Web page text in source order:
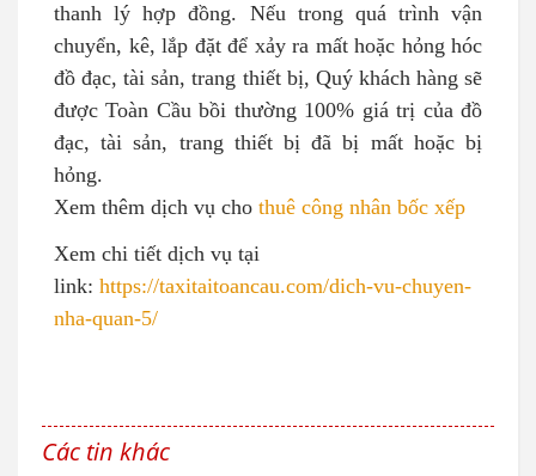
thanh lý hợp đồng. Nếu trong quá trình vận
chuyển, kê, lắp đặt để xảy ra mất hoặc hỏng hóc
đồ đạc, tài sản, trang thiết bị, Quý khách hàng sẽ
được Toàn Cầu bồi thường 100% giá trị của đồ
đạc, tài sản, trang thiết bị đã bị mất hoặc bị
hỏng.
Xem thêm dịch vụ cho thuê công nhân bốc xếp
Xem chi tiết dịch vụ tại
link: https://taxitaitoancau.com/dich-vu-chuyen-
nha-quan-5/
Các tin khác